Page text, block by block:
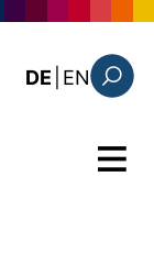
DE EN: the
Menü